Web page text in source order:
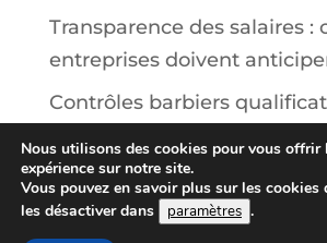
Transparence des salaires :
entreprises doivent
Contrôles barbiers
Contrôle des ventes à
que prévoit la nouvelle loi
Nous utilisons des cookies pour vous offrir
expérience sur notre site.
Vous pouvez en savoir plus sur les
les désactiver dans
paramètres .